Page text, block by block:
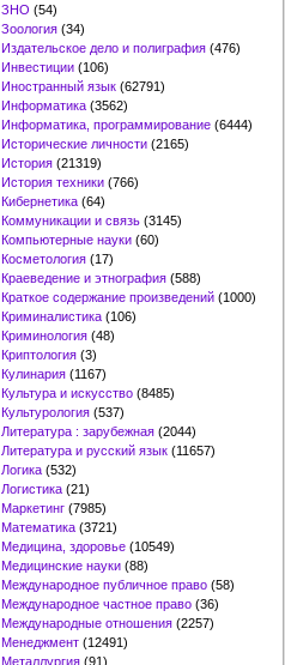
ЗНО (54)
Зоология (34)
Издательское дело и полиграфия (476)
Инвестиции (106)
Иностранный язык (62791)
Информатика (3562)
Информатика, программирование (6444)
Исторические личности (2165)
История (21319)
История техники (766)
Кибернетика (64)
Коммуникации и связь (3145)
Компьютерные науки (60)
Косметология (17)
Краеведение и этнография (588)
Краткое содержание произведений (1000)
Криминалистика (106)
Криминология (48)
Криптология (3)
Кулинария (1167)
Культура и искусство (8485)
Культурология (537)
Литература : зарубежная (2044)
Литература и русский язык (11657)
Логика (532)
Логистика (21)
Маркетинг (7985)
Математика (3721)
Медицина, здоровье (10549)
Медицинские науки (88)
Международное публичное право (58)
Международное частное право (36)
Международные отношения (2257)
Менеджмент (12491)
Металлургия (91)